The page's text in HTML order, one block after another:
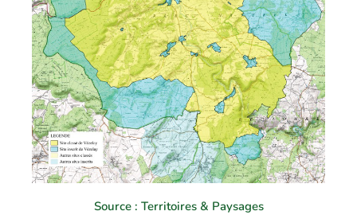
Source : Territoires & Paysages